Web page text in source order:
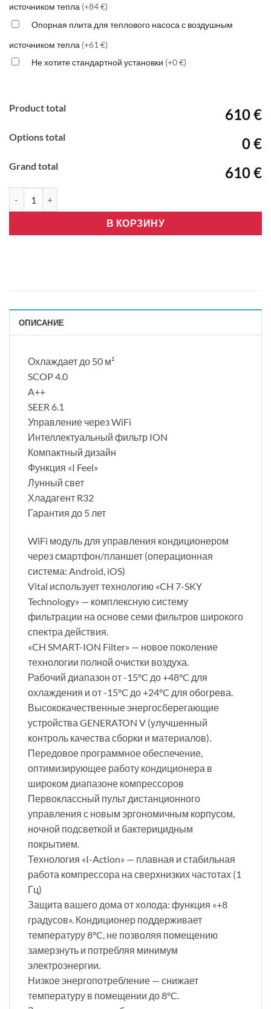
источником тепла (+84 €)
Опорная плита для теплового насоса с воздушным
источником тепла (+61 €)
Не хотите стандартной установки (+0 €)
Product total 610 €
Options total 0 €
Grand total 610 €
В КОРЗИНУ
ОПИСАНИЕ
Охлаждает до 50 м²
SCOP 4.0
A++
SEER 6.1
Управление через WiFi
Интеллектуальный фильтр ION
Компактный дизайн
Функция «I Feel»
Лунный свет
Хладагент R32
Гарантия до 5 лет
WiFi модуль для управления кондиционером
через смартфон/планшет (операционная
система: Android, iOS)
Vital использует технологию «CH 7-SKY
Technology» — комплексную систему
фильтрации на основе семи фильтров широкого
спектра действия.
«CH SMART-ION Filter» — новое поколение
технологии полной очистки воздуха.
Рабочий диапазон от -15°C до +48°C для
охлаждения и от -15°C до +24°C для обогрева.
Высококачественные энергосберегающие
устройства GENERATON V (улучшенный
контроль качества сборки и материалов).
Передовое программное обеспечение,
оптимизирующее работу кондиционера в
широком диапазоне компрессоров
Первоклассный пульт дистанционного
управления с новым эргономичным корпусом,
ночной подсветкой и бактерицидным
покрытием.
Технология «I-Action» — плавная и стабильная
работа компрессора на сверхнизких частотах (1
Гц)
Защита вашего дома от холода: функция «+8
градусов». Кондиционер поддерживает
температуру 8°C, не позволяя помещению
замерзнуть и потребляя минимум
электроэнергии.
Низкое энергопотребление — снижает
температуру в помещении до 8°C.